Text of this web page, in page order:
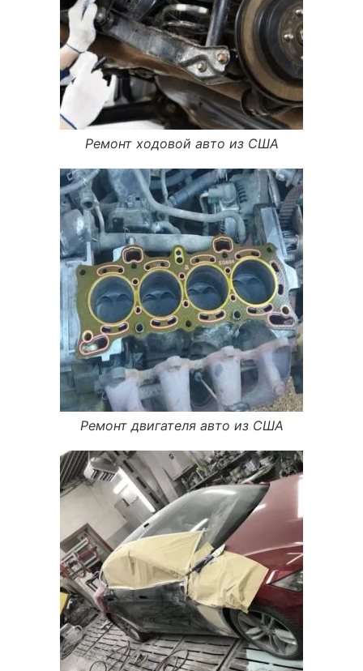
Ремонт ходовой авто из США
Ремонт двигателя авто из США